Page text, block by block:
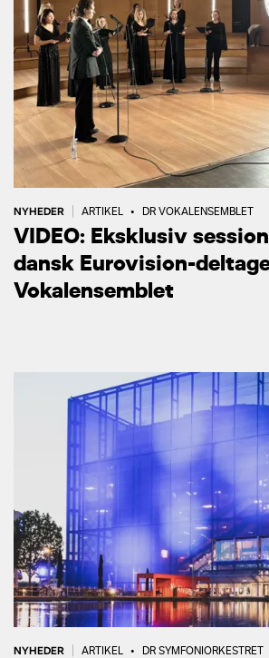
NYHEDER ARTIKEL • DR VOKALENSEMBLET
VIDEO: Eksklusiv
dansk Eurovision-
Vokalensemblet
NYHEDER ARTIKEL • DR SYMFONIORKESTRET